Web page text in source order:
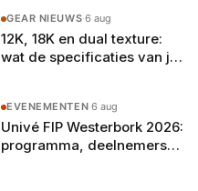
GEAR NIEUWS·6 aug
12K, 18K en dual texture:
wat de specificaties van je
EVENEMENTEN·6 aug
Univé FIP Westerbork 2026:
programma, deelnemers